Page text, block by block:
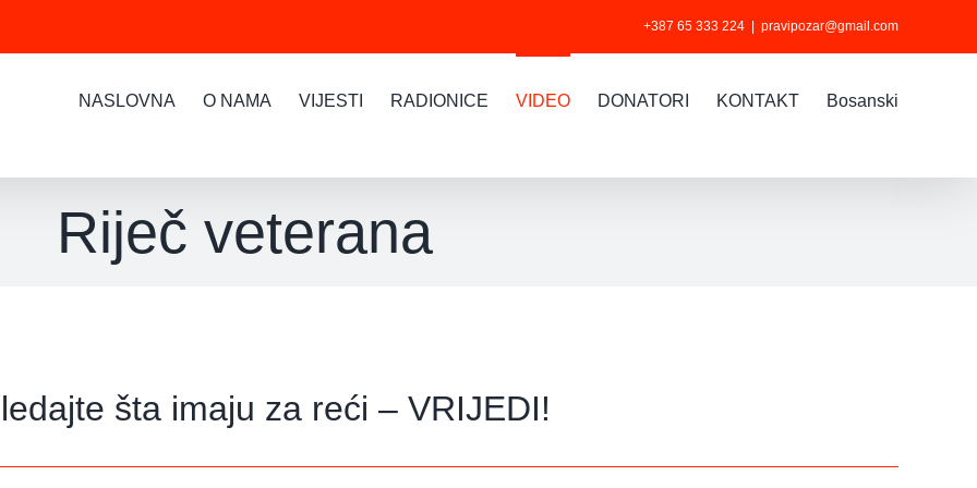
+387 65 333 224 pravipozar@gmail.com
NASLOVNA O NAMA VIJESTI RADIONICE VIDEO DONATORI KONTAKT Bosanski
Riječ veterana
šta imaju za reći – VRIJEDI!